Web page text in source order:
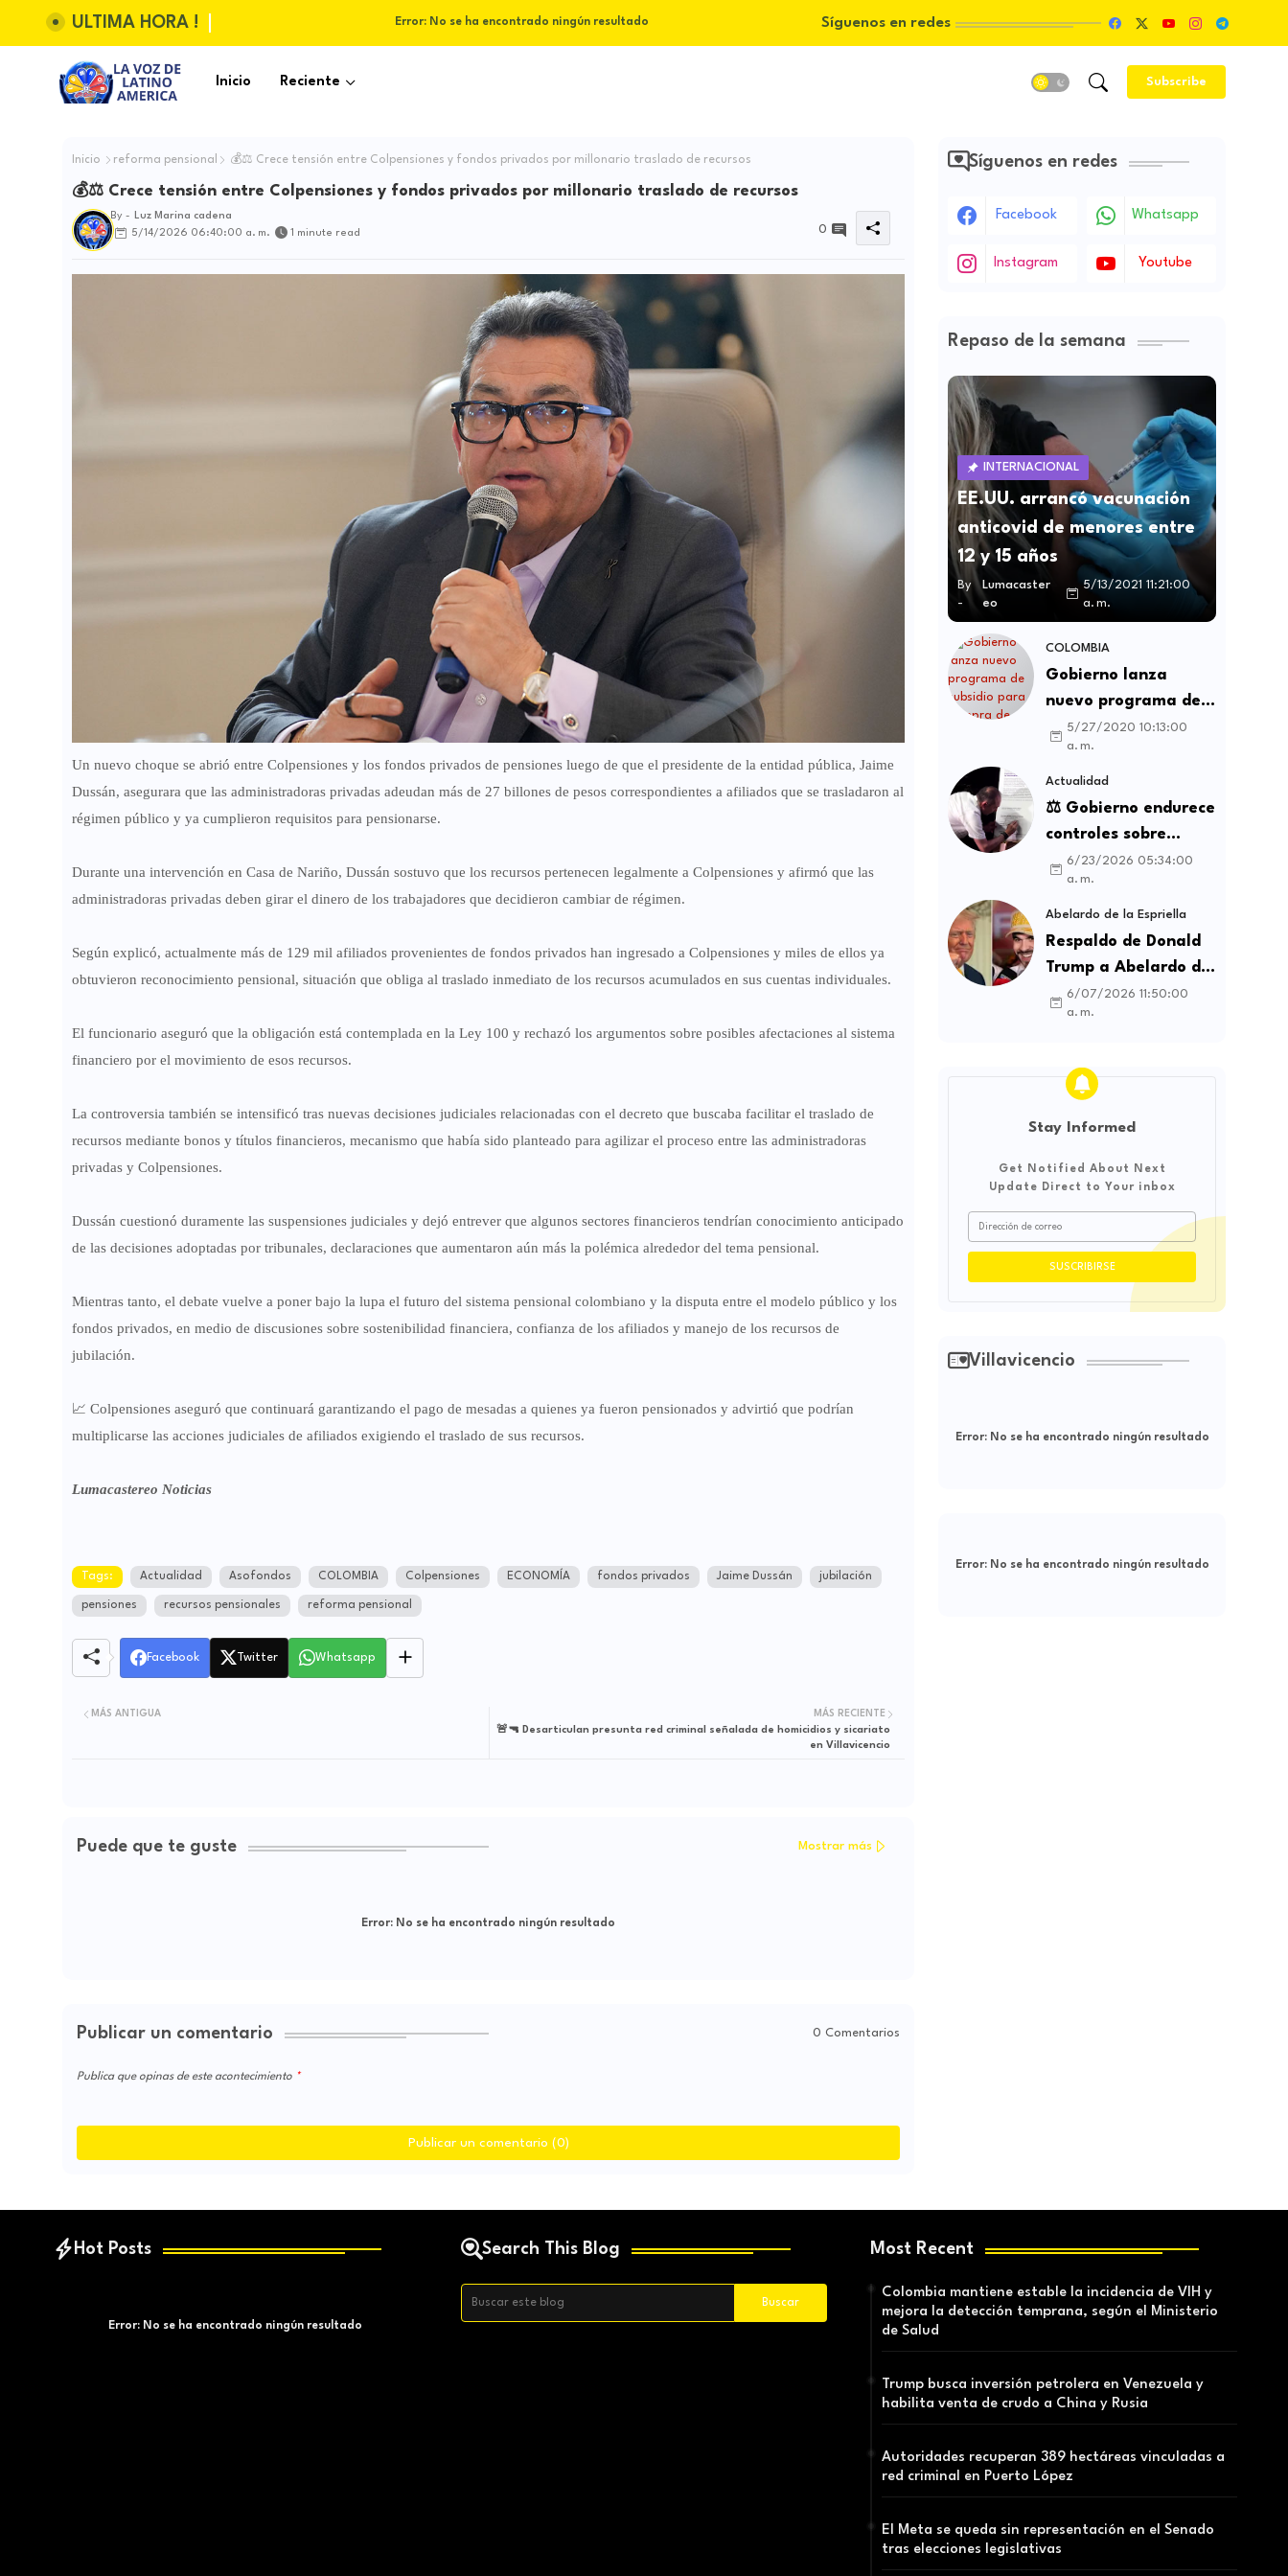
ULTIMA HORA ! Error: No se ha encontrado ningún resultado Síguenos en redes
Inicio Reciente Subscribe
Inicio reforma pensional 💰⚖️ Crece tensión entre Colpensiones y fondos privados por millonario traslado de recursos
💰⚖️ Crece tensión entre Colpensiones y fondos privados por millonario traslado de recursos
By -
Luz Marina cadena
5/14/2026 06:40:00 a. m.
1 minute read 0
Un nuevo choque se abrió entre Colpensiones y los fondos privados de pensiones luego de que el presidente de la entidad pública, Jaime
Dussán, asegurara que las administradoras privadas adeudan más de 27 billones de pesos correspondientes a afiliados que se trasladaron al
régimen público y ya cumplieron requisitos para pensionarse.
Durante una intervención en Casa de Nariño, Dussán sostuvo que los recursos pertenecen legalmente a Colpensiones y afirmó que las
administradoras privadas deben girar el dinero de los trabajadores que decidieron cambiar de régimen.
Según explicó, actualmente más de 129 mil afiliados provenientes de fondos privados han ingresado a Colpensiones y miles de ellos ya
obtuvieron reconocimiento pensional, situación que obliga al traslado inmediato de los recursos acumulados en sus cuentas individuales.
El funcionario aseguró que la obligación está contemplada en la Ley 100 y rechazó los argumentos sobre posibles afectaciones al sistema
financiero por el movimiento de esos recursos.
La controversia también se intensificó tras nuevas decisiones judiciales relacionadas con el decreto que buscaba facilitar el traslado de
recursos mediante bonos y títulos financieros, mecanismo que había sido planteado para agilizar el proceso entre las administradoras
privadas y Colpensiones.
Dussán cuestionó duramente las suspensiones judiciales y dejó entrever que algunos sectores financieros tendrían conocimiento anticipado
de las decisiones adoptadas por tribunales, declaraciones que aumentaron aún más la polémica alrededor del tema pensional.
Mientras tanto, el debate vuelve a poner bajo la lupa el futuro del sistema pensional colombiano y la disputa entre el modelo público y los
fondos privados, en medio de discusiones sobre sostenibilidad financiera, confianza de los afiliados y manejo de los recursos de
jubilación.
📈 Colpensiones aseguró que continuará garantizando el pago de mesadas a quienes ya fueron pensionados y advirtió que podrían
multiplicarse las acciones judiciales de afiliados exigiendo el traslado de sus recursos.
Lumacastereo Noticias
Tags: Actualidad Asofondos COLOMBIA Colpensiones ECONOMÍA fondos privados Jaime Dussán jubilación
pensiones recursos pensionales reforma pensional
Facebook Twitter Whatsapp
MÁS RECIENTE
🚨🔫 Desarticulan presunta red criminal señalada de homicidios y sicariato
en Villavicencio
MÁS ANTIGUA
Puede que te guste Mostrar más
Error: No se ha encontrado ningún resultado
Publicar un comentario 0 Comentarios
Publica que opinas de este acontecimiento
Publicar un comentario (0)
Síguenos en redes
Facebook Whatsapp
Instagram Youtube
Repaso de la semana
INTERNACIONAL
EE.UU. arrancó vacunación
anticovid de menores entre
12 y 15 años
By
-
Lumacaster
eo
5/13/2021 11:21:00
a. m.
COLOMBIA
Gobierno lanza
nuevo programa de
subsidio para compra
de vivienda VIS y no
VIS
5/27/2020 10:13:00
a. m.
Actualidad
⚖️ Gobierno endurece
controles sobre
contratos sindicales
y busca frenar la
intermediación
laboral ilegal
6/23/2026 05:34:00
a. m.
Abelardo de la Espriella
Respaldo de Donald
Trump a Abelardo de
la Espriella genera
debate sobre
influencia
internacional
6/07/2026 11:50:00
a. m.
Stay Informed
Get Notified About Next
Update Direct to Your inbox
Villavicencio
Error:No se ha encontrado ningún resultado
Error:No se ha encontrado ningún resultado
Hot Posts
Error: No se ha encontrado ningún resultado
Search This Blog Most Recent
Colombia mantiene estable la incidencia de VIH y
mejora la detección temprana, según el Ministerio
de Salud
Trump busca inversión petrolera en Venezuela y
habilita venta de crudo a China y Rusia
Autoridades recuperan 389 hectáreas vinculadas a
red criminal en Puerto López
El Meta se queda sin representación en el Senado
tras elecciones legislativas